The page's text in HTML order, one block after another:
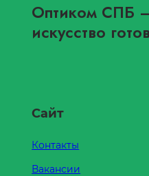
Оптиком СПБ
искусство
Сайт
Контакты
Вакансии